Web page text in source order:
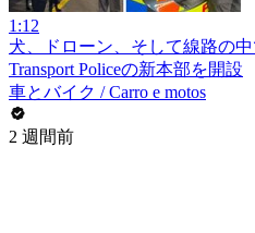
1:12
犬、ドローン、そして線路の
Transport Policeの新本部を開設
車とバイク / Carro e motos
2 週間前